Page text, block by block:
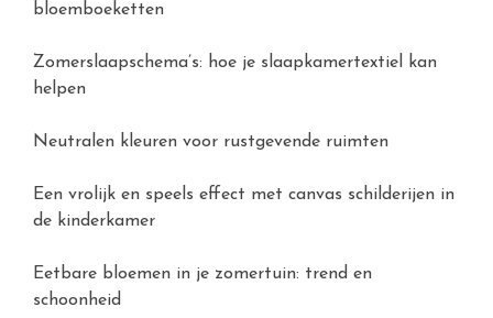
bloemboeketten
Zomerslaapschema’s: hoe je slaapkamertextiel kan
helpen
Neutralen kleuren voor rustgevende ruimten
Een vrolijk en speels effect met canvas schilderijen in
de kinderkamer
Eetbare bloemen in je zomertuin: trend en
schoonheid